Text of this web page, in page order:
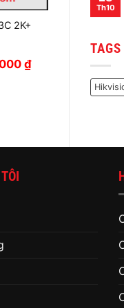
Th10
TAGS
2K+
₫Giá